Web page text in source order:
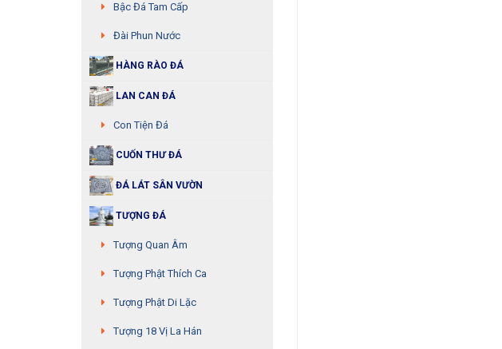
Bậc Đá Tam Cấp
Đài Phun Nước
HÀNG RÀO ĐÁ
LAN CAN ĐÁ
Con Tiện Đá
CUỐN THƯ ĐÁ
ĐÁ LÁT SÂN VƯỜN
TƯỢNG ĐÁ
Tượng Quan Âm
Tượng Phật Thích Ca
Tượng Phật Di Lặc
Tượng 18 Vị La Hán